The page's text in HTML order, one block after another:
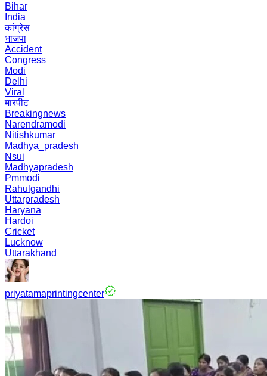
Bihar
India
कांग्रेस
भाजपा
Accident
Congress
Modi
Delhi
Viral
मारपीट
Breakingnews
Narendramodi
Nitishkumar
Madhya_pradesh
Nsui
Madhyapradesh
Pmmodi
Rahulgandhi
Uttarpradesh
Haryana
Hardoi
Cricket
Lucknow
Uttarakhand
priyatamaprintingcenter